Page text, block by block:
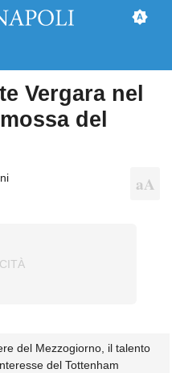
Vergara nel
del
del Mezzogiorno, il talento
del Tottenham